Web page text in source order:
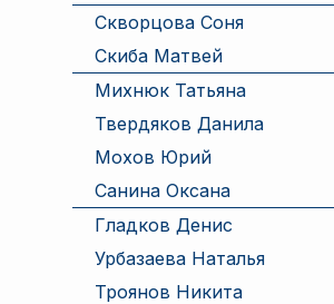
Скворцова Соня
Скиба Матвей
Михнюк Татьяна
Твердяков Данила
Мохов Юрий
Санина Оксана
Гладков Денис
Урбазаева Наталья
Троянов Никита